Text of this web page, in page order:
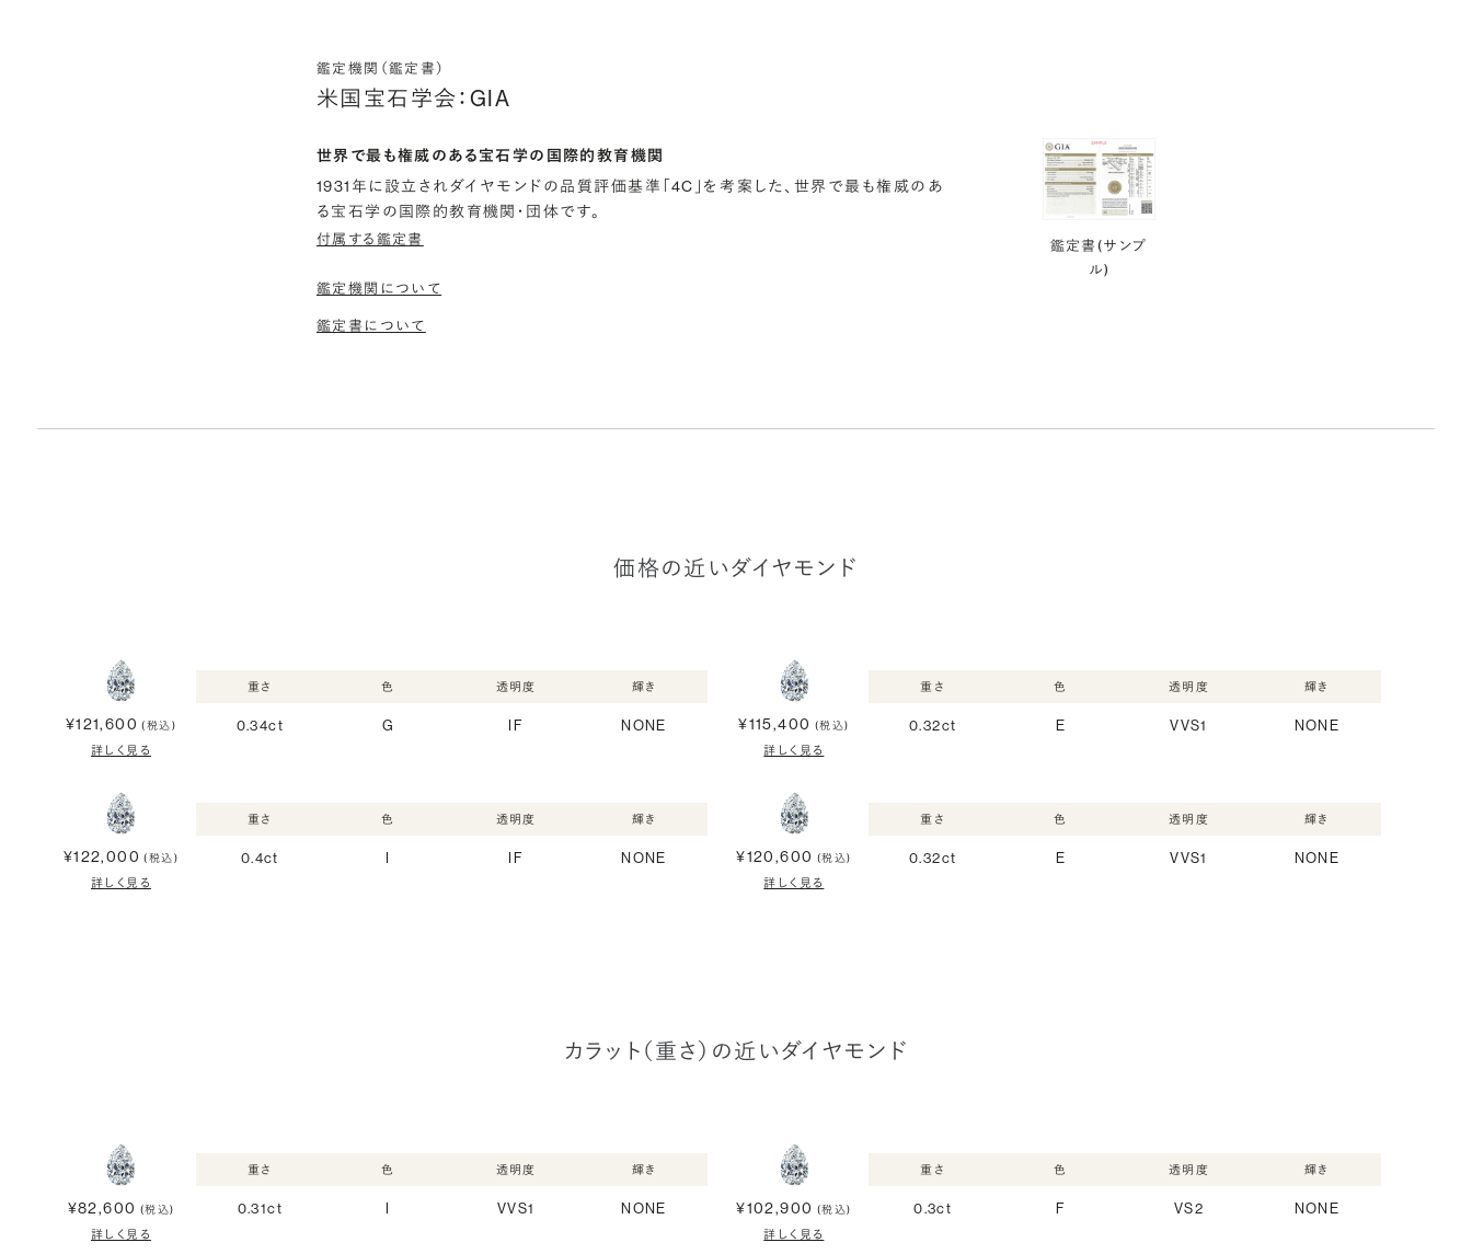
鑑定機関（鑑定書）
米国宝石学会：GIA
世界で最も権威のある宝石学の国際的教育機関
1931年に設立されダイヤモンドの品質評価基準「4C」を考案した、世界で最も権威のあ
る宝石学の国際的教育機関・団体です。
付属する鑑定書
鑑定機関について
鑑定書について
鑑定書(サンプ
ル)
価格の近いダイヤモンド
¥121,600 (税込)
詳しく見る
重さ
0.34ct
色
G
透明度
IF
輝き
NONE ¥115,400 (税込)
詳しく見る
重さ
0.32ct
色
E
透明度
VVS1
輝き
NONE
¥122,000 (税込)
詳しく見る
重さ
0.4ct
色
I
透明度
IF
輝き
NONE ¥120,600 (税込)
詳しく見る
重さ
0.32ct
色
E
透明度
VVS1
輝き
NONE
カラット（重さ）の近いダイヤモンド
¥82,600 (税込)
詳しく見る
重さ
0.31ct
色
I
透明度
VVS1
輝き
NONE ¥102,900 (税込)
詳しく見る
重さ
0.3ct
色
F
透明度
VS2
輝き
NONE